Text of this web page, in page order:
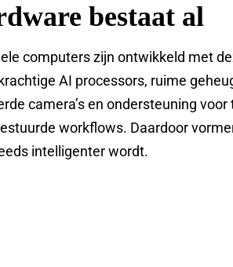
bestaat al
computers zijn ontwikkeld met
AI processors, ruime
camera’s en ondersteuning voor
workflows. Daardoor
intelligenter wordt.